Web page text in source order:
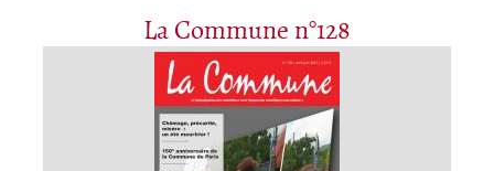
La Commune n°128